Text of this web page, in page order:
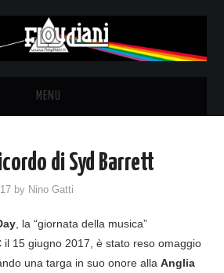
MENU
di Syd Barrett
by Nino Gatti
, la “giornata della musica”
il 15 giugno 2017, è stato reso omaggio
una targa in suo onore allaAnglia